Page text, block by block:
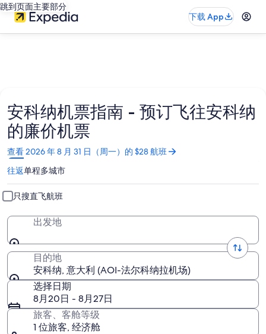
跳到页面主要部分
下载 App
安科纳机票指南 - 预订飞往安科纳
的廉价机票
查看 2026 年 8 月 31 日（周一）的 $28 航班
在
新
窗
口
中
打
开
往返单程多城市
只搜直飞航班
出发地
目的地
安科纳, 意大利 (AOI-法尔科纳拉机场)
选择日期
8月20日 - 8月27日
旅客、客舱等级
1 位旅客, 经济舱